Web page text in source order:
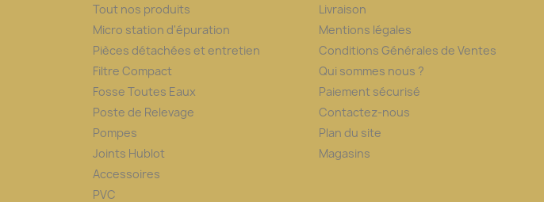
Tout nos produits
Micro station d'épuration
Pièces détachées et entretien
Filtre Compact
Fosse Toutes Eaux
Poste de Relevage
Pompes
Joints Hublot
Accessoires
PVC
Livraison
Mentions légales
Conditions Générales de Ventes
Qui sommes nous ?
Paiement sécurisé
Contactez-nous
Plan du site
Magasins